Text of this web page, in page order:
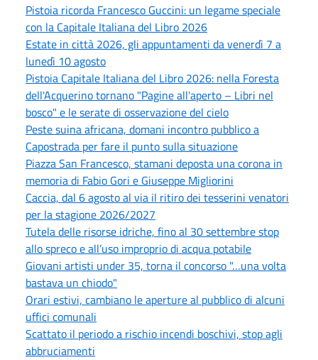
Pistoia ricorda Francesco Guccini: un legame speciale
con la Capitale Italiana del Libro 2026
Estate in città 2026, gli appuntamenti da venerdì 7 a
lunedì 10 agosto
Pistoia Capitale Italiana del Libro 2026: nella Foresta
dell'Acquerino tornano "Pagine all'aperto – Libri nel
bosco" e le serate di osservazione del cielo
Peste suina africana, domani incontro pubblico a
Capostrada per fare il punto sulla situazione
Piazza San Francesco, stamani deposta una corona in
memoria di Fabio Gori e Giuseppe Migliorini
Caccia, dal 6 agosto al via il ritiro dei tesserini venatori
per la stagione 2026/2027
Tutela delle risorse idriche, fino al 30 settembre stop
allo spreco e all’uso improprio di acqua potabile
Giovani artisti under 35, torna il concorso "…una volta
bastava un chiodo"
Orari estivi, cambiano le aperture al pubblico di alcuni
uffici comunali
Scattato il periodo a rischio incendi boschivi, stop agli
abbruciamenti